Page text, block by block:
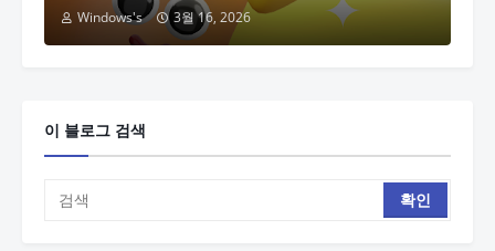
Windows's 3월 16, 2026
이 블로그 검색